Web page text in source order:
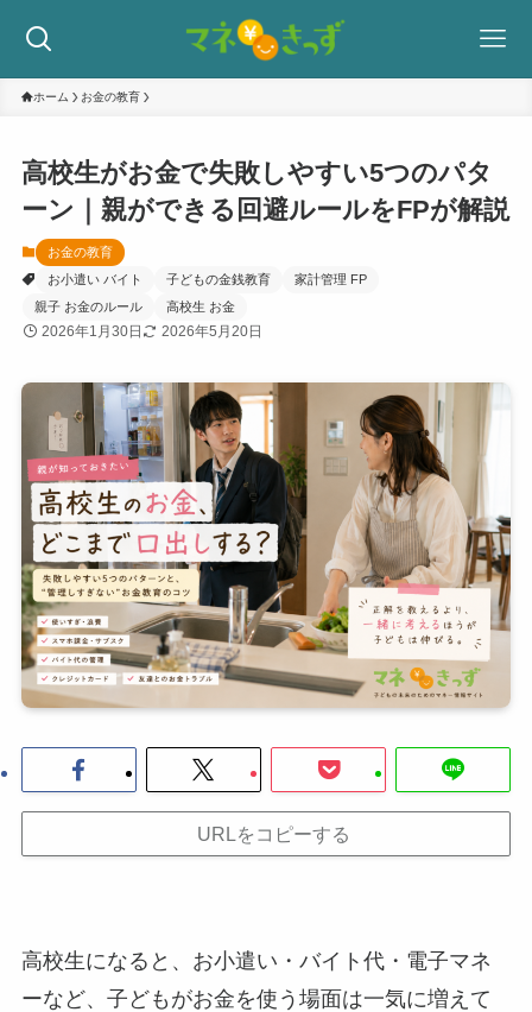
ホーム お金の教育
高校生がお金で失敗しやすい5つのパタ
ーン｜親ができる回避ルールをFPが解説
お金の教育
お小遣い バイト
子どもの金銭教育
家計管理 FP
親子 お金のルール
高校生 お金
2026年1月30日 2026年5月20日
URLをコピーする
高校生になると、お小遣い・バイト代・電子マネ
ーなど、子どもがお金を使う場面は一気に増えて